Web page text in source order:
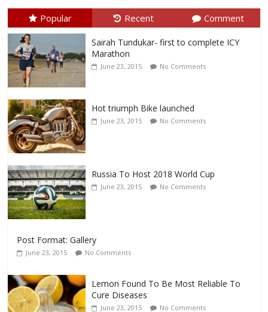
Popular Recent Comment
Sairah Tundukar- first to complete ICY
Marathon
June 23, 2015 No Comments
Hot triumph Bike launched
June 23, 2015 No Comments
Russia To Host 2018 World Cup
June 23, 2015 No Comments
Post Format: Gallery
June 23, 2015 No Comments
Lemon Found To Be Most Reliable To
Cure Diseases
June 23, 2015 No Comments